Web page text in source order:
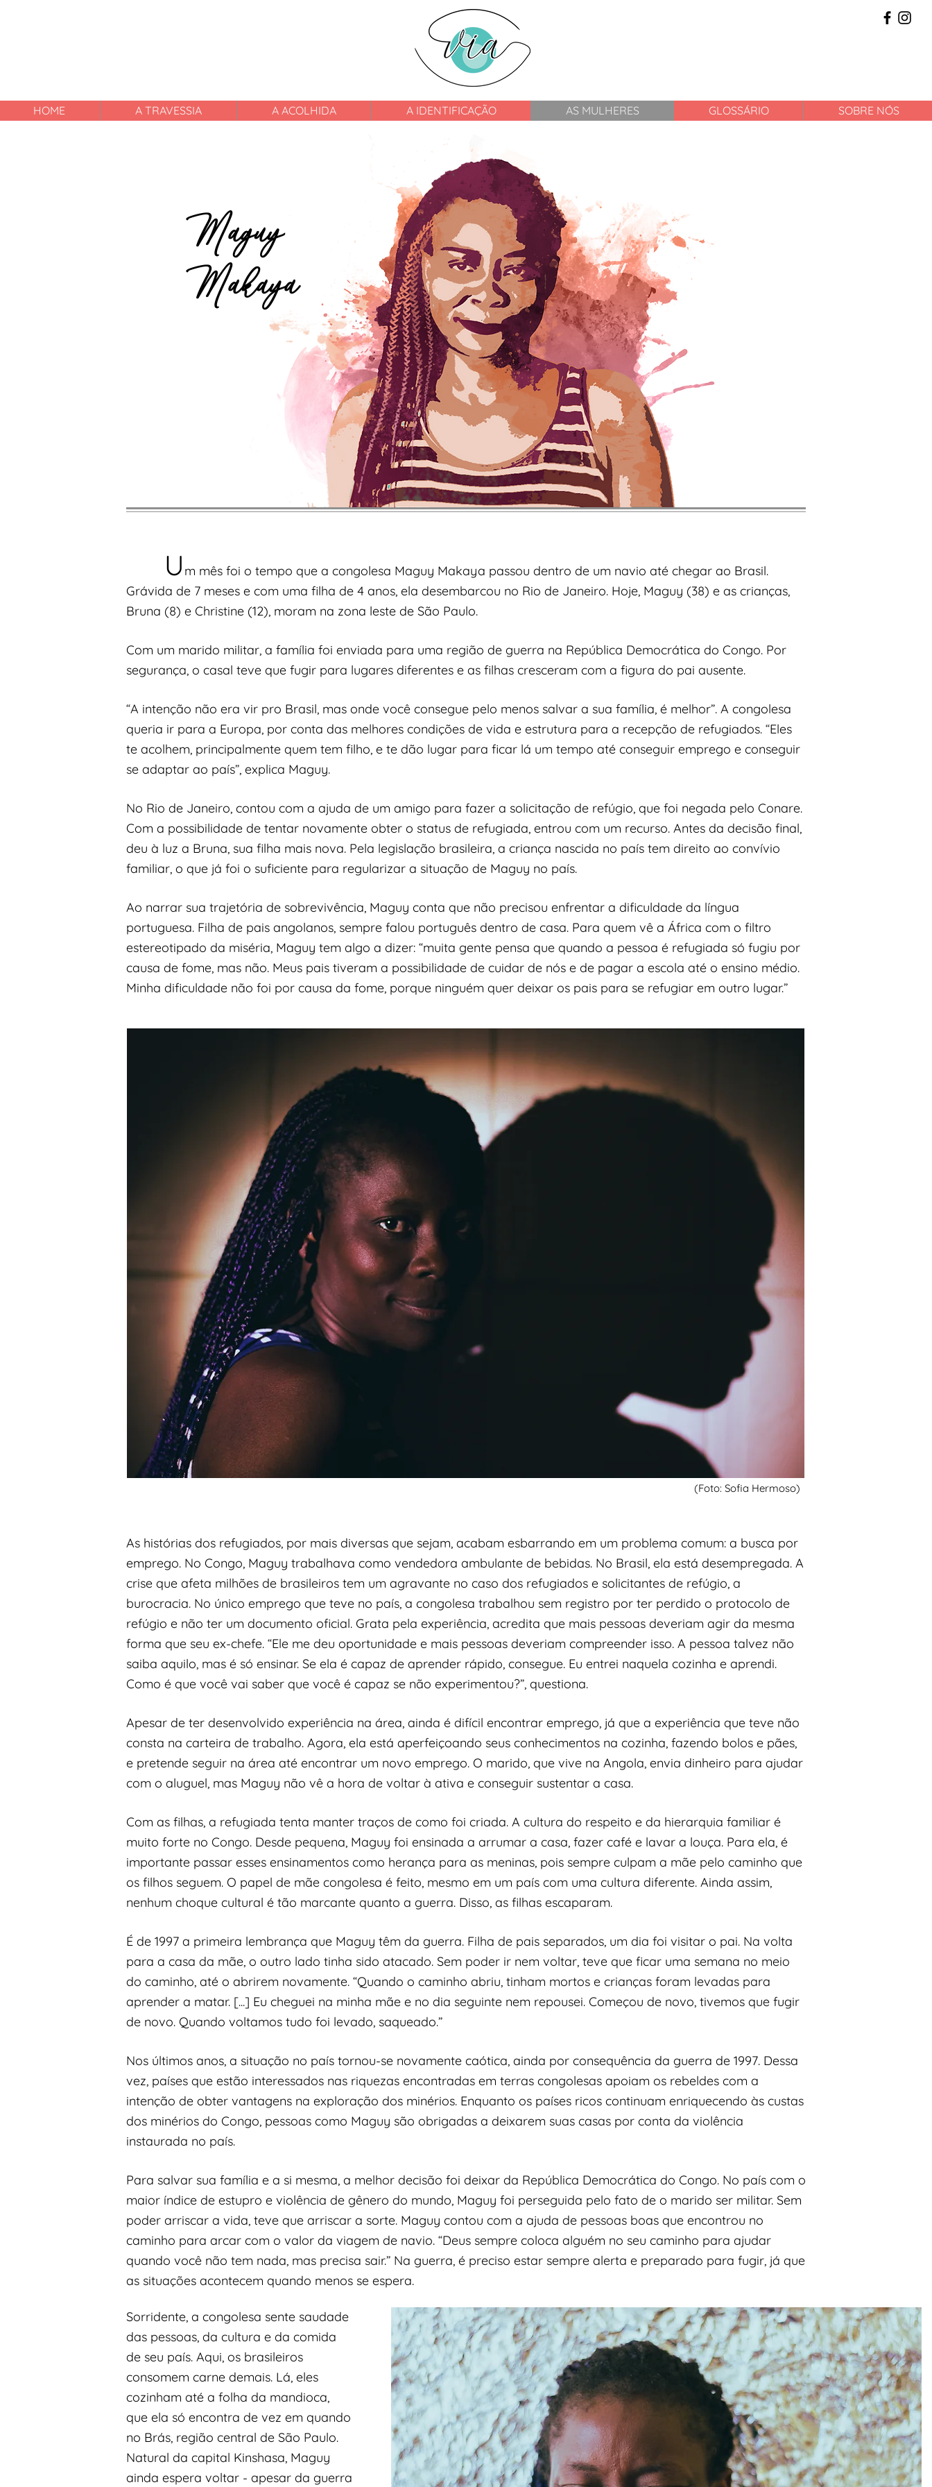
HOME A TRAVESSIA A ACOLHIDA A IDENTIFICAÇÃO AS MULHERES GLOSSÁRIO SOBRE NÓS
Maguy
Makaya
U m mês foi o tempo que a congolesa Maguy Makaya passou dentro de um navio até chegar ao Brasil.
Grávida de 7 meses e com uma filha de 4 anos, ela desembarcou no Rio de Janeiro. Hoje, Maguy (38) e as crianças,
Bruna (8) e Christine (12), moram na zona leste de São Paulo.
Com um marido militar, a família foi enviada para uma região de guerra na República Democrática do Congo. Por
segurança, o casal teve que fugir para lugares diferentes e as filhas cresceram com a figura do pai ausente.
“A intenção não era vir pro Brasil, mas onde você consegue pelo menos salvar a sua família, é melhor”. A congolesa
queria ir para a Europa, por conta das melhores condições de vida e estrutura para a recepção de refugiados. “Eles
te acolhem, principalmente quem tem filho, e te dão lugar para ficar lá um tempo até conseguir emprego e conseguir
se adaptar ao país”, explica Maguy.
No Rio de Janeiro, contou com a ajuda de um amigo para fazer a solicitação de refúgio, que foi negada pelo Conare.
Com a possibilidade de tentar novamente obter o status de refugiada, entrou com um recurso. Antes da decisão final,
deu à luz a Bruna, sua filha mais nova. Pela legislação brasileira, a criança nascida no país tem direito ao convívio
familiar, o que já foi o suficiente para regularizar a situação de Maguy no país.
Ao narrar sua trajetória de sobrevivência, Maguy conta que não precisou enfrentar a dificuldade da língua
portuguesa. Filha de pais angolanos, sempre falou português dentro de casa. Para quem vê a África com o filtro
estereotipado da miséria, Maguy tem algo a dizer: “muita gente pensa que quando a pessoa é refugiada só fugiu por
causa de fome, mas não. Meus pais tiveram a possibilidade de cuidar de nós e de pagar a escola até o ensino médio.
Minha dificuldade não foi por causa da fome, porque ninguém quer deixar os pais para se refugiar em outro lugar.”
(Foto: Sofia Hermoso)
As histórias dos refugiados, por mais diversas que sejam, acabam esbarrando em um problema comum: a busca por
emprego. No Congo, Maguy trabalhava como vendedora ambulante de bebidas. No Brasil, ela está desempregada. A
crise que afeta milhões de brasileiros tem um agravante no caso dos refugiados e solicitantes de refúgio, a
burocracia. No único emprego que teve no país, a congolesa trabalhou sem registro por ter perdido o protocolo de
refúgio e não ter um documento oficial. Grata pela experiência, acredita que mais pessoas deveriam agir da mesma
forma que seu ex-chefe. “Ele me deu oportunidade e mais pessoas deveriam compreender isso. A pessoa talvez não
saiba aquilo, mas é só ensinar. Se ela é capaz de aprender rápido, consegue. Eu entrei naquela cozinha e aprendi.
Como é que você vai saber que você é capaz se não experimentou?”, questiona.
Apesar de ter desenvolvido experiência na área, ainda é difícil encontrar emprego, já que a experiência que teve não
consta na carteira de trabalho. Agora, ela está aperfeiçoando seus conhecimentos na cozinha, fazendo bolos e pães,
e pretende seguir na área até encontrar um novo emprego. O marido, que vive na Angola, envia dinheiro para ajudar
com o aluguel, mas Maguy não vê a hora de voltar à ativa e conseguir sustentar a casa.
Com as filhas, a refugiada tenta manter traços de como foi criada. A cultura do respeito e da hierarquia familiar é
muito forte no Congo. Desde pequena, Maguy foi ensinada a arrumar a casa, fazer café e lavar a louça. Para ela, é
importante passar esses ensinamentos como herança para as meninas, pois sempre culpam a mãe pelo caminho que
os filhos seguem. O papel de mãe congolesa é feito, mesmo em um país com uma cultura diferente. Ainda assim,
nenhum choque cultural é tão marcante quanto a guerra. Disso, as filhas escaparam.
É de 1997 a primeira lembrança que Maguy têm da guerra. Filha de pais separados, um dia foi visitar o pai. Na volta
para a casa da mãe, o outro lado tinha sido atacado. Sem poder ir nem voltar, teve que ficar uma semana no meio
do caminho, até o abrirem novamente. “Quando o caminho abriu, tinham mortos e crianças foram levadas para
aprender a matar. [...] Eu cheguei na minha mãe e no dia seguinte nem repousei. Começou de novo, tivemos que fugir
de novo. Quando voltamos tudo foi levado, saqueado.”
Nos últimos anos, a situação no país tornou-se novamente caótica, ainda por consequência da guerra de 1997. Dessa
vez, países que estão interessados nas riquezas encontradas em terras congolesas apoiam os rebeldes com a
intenção de obter vantagens na exploração dos minérios. Enquanto os países ricos continuam enriquecendo às custas
dos minérios do Congo, pessoas como Maguy são obrigadas a deixarem suas casas por conta da violência
instaurada no país.
Para salvar sua família e a si mesma, a melhor decisão foi deixar da República Democrática do Congo. No país com o
maior índice de estupro e violência de gênero do mundo, Maguy foi perseguida pelo fato de o marido ser militar. Sem
poder arriscar a vida, teve que arriscar a sorte. Maguy contou com a ajuda de pessoas boas que encontrou no
caminho para arcar com o valor da viagem de navio. “Deus sempre coloca alguém no seu caminho para ajudar
quando você não tem nada, mas precisa sair.” Na guerra, é preciso estar sempre alerta e preparado para fugir, já que
as situações acontecem quando menos se espera.
Sorridente, a congolesa sente saudade
das pessoas, da cultura e da comida
de seu país. Aqui, os brasileiros
consomem carne demais. Lá, eles
cozinham até a folha da mandioca,
que ela só encontra de vez em quando
no Brás, região central de São Paulo.
Natural da capital Kinshasa, Maguy
ainda espera voltar - apesar da guerra